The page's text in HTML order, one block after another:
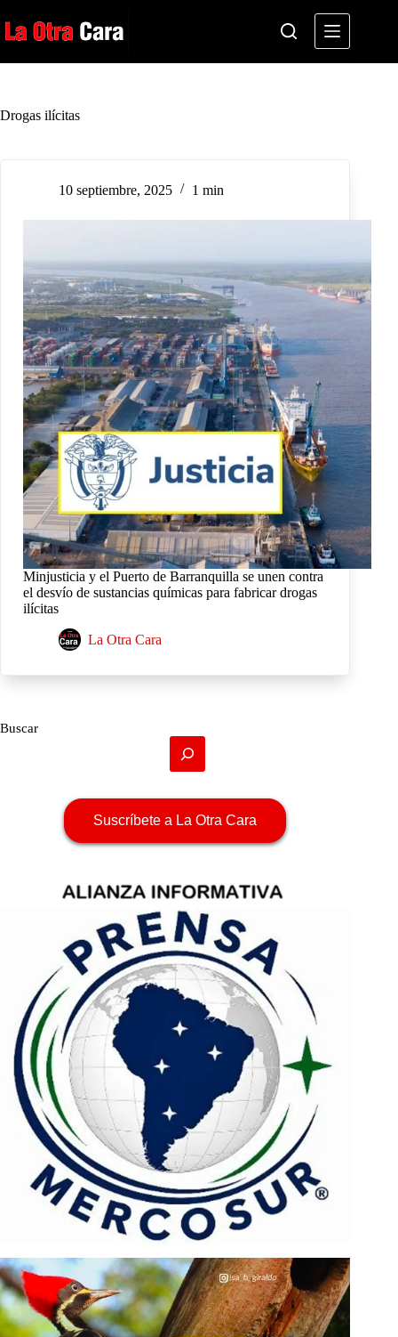
al
contenido
Drogas ilícitas
10 septiembre, 2025 1 min
Minjusticia y el Puerto de Barranquilla se unen contra
el desvío de sustancias químicas para fabricar drogas
ilícitas
La Otra Cara
Buscar
Suscríbete a La Otra Cara